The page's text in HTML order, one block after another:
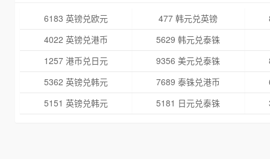
6183 英镑兑欧元 477 韩元兑英镑
4022 英镑兑港币
5629 韩元兑泰铢
1257 港币兑日元
9356 美元兑泰铢
5362 英镑兑韩元
7689 泰铢兑港币
5151 英镑兑韩元
5181 日元兑泰铢